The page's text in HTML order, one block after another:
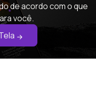
de acordo com o que
você.